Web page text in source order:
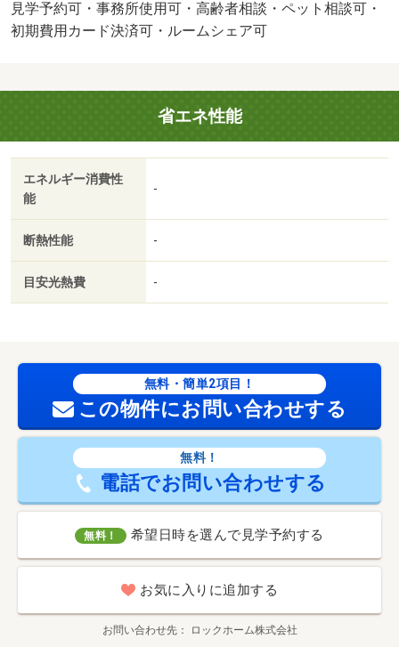
見学予約可・事務所使用可・高齢者相談・ペット相談可・
初期費用カード決済可・ルームシェア可
省エネ性能
エネルギー消費性
能
-
断熱性能 -
目安光熱費 -
無料・簡単2項目！
この物件にお問い合わせする
無料！
電話でお問い合わせする
無料！ 希望日時を選んで見学予約する
お気に入りに追加する
お問い合わせ先
ロックホーム株式会社